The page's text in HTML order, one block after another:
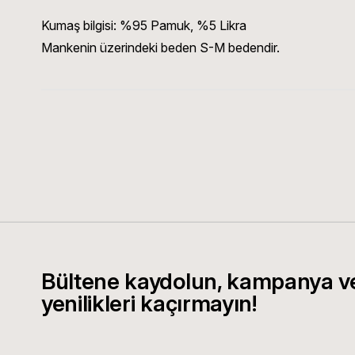
Kumaş bilgisi: %95 Pamuk, %5 Likra
Mankenin üzerindeki beden S-M bedendir.
Bültene kaydolun, kampanya
yenilikleri kaçırmayın!